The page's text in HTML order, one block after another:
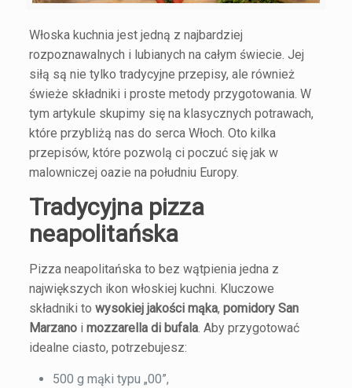
Włoska kuchnia jest jedną z najbardziej
rozpoznawalnych i lubianych na całym świecie. Jej
siłą są nie tylko tradycyjne przepisy, ale również
świeże składniki i proste metody przygotowania. W
tym artykule skupimy się na klasycznych potrawach,
które przybliżą nas do serca Włoch. Oto kilka
przepisów, które pozwolą ci poczuć się jak w
malowniczej oazie na południu Europy.
Tradycyjna pizza
neapolitańska
Pizza neapolitańska to bez wątpienia jedna z
największych ikon włoskiej kuchni. Kluczowe
składniki to wysokiej jakości mąka, pomidory San
Marzanoi mozzarella di bufala. Aby przygotować
idealne ciasto, potrzebujesz:
500 g mąki typu „00”,